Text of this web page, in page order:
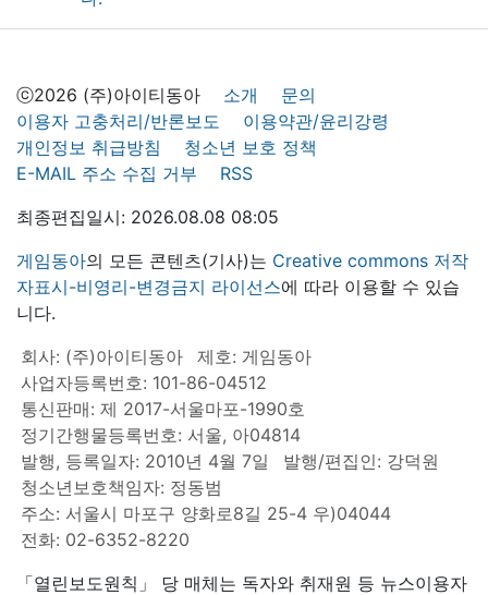
ⓒ2026 (주)아이티동아 소개
문의
이용자 고충처리/반론보도
이용약관/윤리강령
개인정보 취급방침
청소년 보호 정책
E-MAIL 주소 수집 거부
RSS
최종편집일시: 2026.08.08 08:05
게임동아의 모든 콘텐츠(기사)는 Creative commons 저작
자표시-비영리-변경금지 라이선스에 따라 이용할 수 있습
니다.
회사: (주)아이티동아
제호: 게임동아
사업자등록번호: 101-86-04512
통신판매: 제 2017-서울마포-1990호
정기간행물등록번호: 서울, 아04814
발행, 등록일자: 2010년 4월 7일
발행/편집인: 강덕원
청소년보호책임자: 정동범
주소: 서울시 마포구 양화로8길 25-4 우)04044
전화: 02-6352-8220
「열린보도원칙」 당 매체는 독자와 취재원 등 뉴스이용자